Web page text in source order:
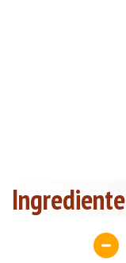
Ingrediente